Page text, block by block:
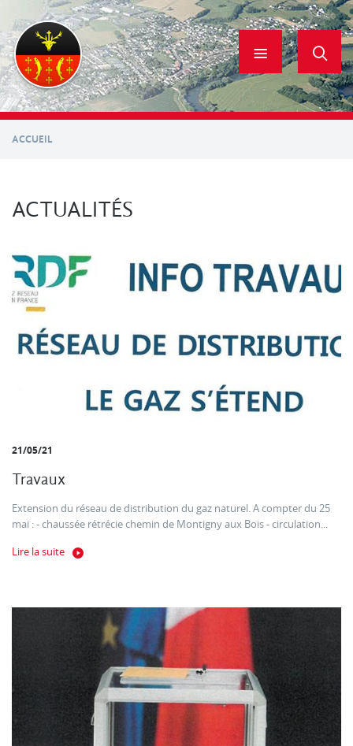
contenu
principal
ACCUEIL
ACTUALITÉS
21/05/21
Travaux
Extension du réseau de distribution du gaz naturel. A compter du 25
mai : - chaussée rétrécie chemin de Montigny aux Bois - circulation...
Lire la suite